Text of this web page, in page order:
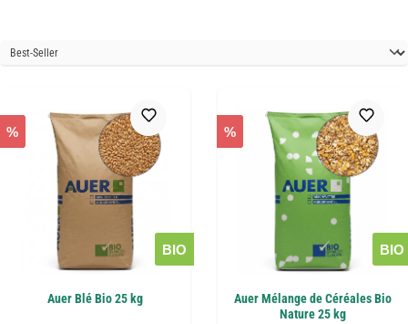
%
BIO
Auer Blé Bio 25 kg
%
BIO
Auer Mélange de Céréales Bio
Nature 25 kg